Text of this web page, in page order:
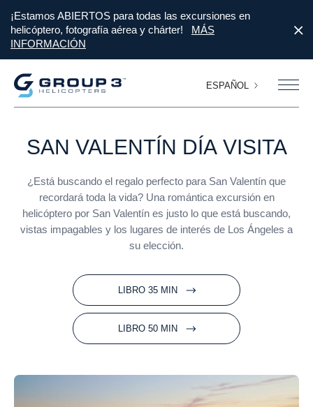
¡Estamos ABIERTOS para todas las excursiones en
helicóptero, fotografía aérea y chárter!
MÁS
INFORMACIÓN
ESPAÑOL
SAN VALENTÍN DÍA VISITA
¿Está buscando el regalo perfecto para San Valentín que
recordará toda la vida? Una romántica excursión en
helicóptero por San Valentín es justo lo que está buscando,
vistas impagables y los lugares de interés de Los Ángeles a
su elección.
LIBRO 35 MIN
LIBRO 50 MIN